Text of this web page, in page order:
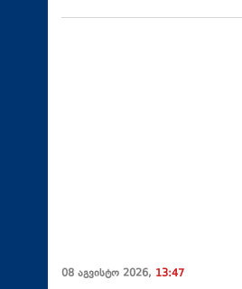
08 აგვისტო 2026, 13:47